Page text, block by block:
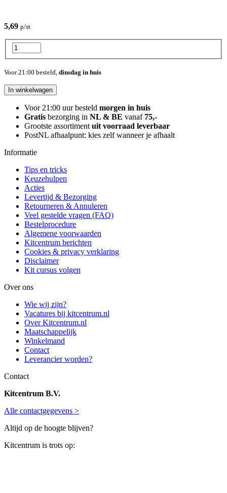
5,69 p/st
Voor 21:00 besteld, dinsdag in huis
In winkelwagen
Voor 21:00 uur besteld morgen in huis
Gratis bezorging in NL & BE vanaf 75,-
Grootste assortimentuit voorraad leverbaar
PostNL afhaalpunt: kies zelf wanneer je afhaalt
Informatie
Tips en tricks
Keuzehulpen
Acties
Levertijd & Bezorging
Retourneren & Annuleren
Veel gestelde vragen (FAQ)
Bestelprocedure
Algemene voorwaarden
Kitcentrum berichten
Cookies & privacy verklaring
Disclaimer
Kit cursus volgen
Over ons
Wie wij zijn?
Vacatures bij kitcentrum.nl
Over Kitcentrum.nl
Maatschappelijk
Winkelmand
Contact
Leverancier worden?
Contact
Kitcentrum B.V.
Alle contactgegevens >
Altijd op de hoogte blijven?
Kitcentrum is trots op: